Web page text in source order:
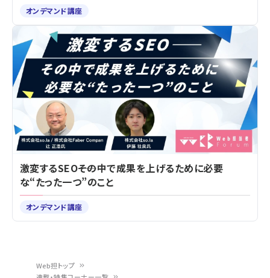
Web担トップ
オンデマンド講座
激変するSEO――その中で成果を上げるために必要
な“たった一つ”のこと
オンデマンド講座